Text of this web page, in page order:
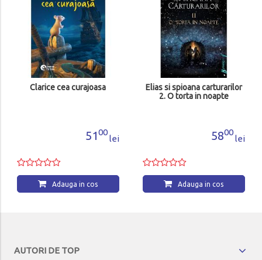
Clarice cea curajoasa
5100
lei
Adauga in cos
Elias si spioana carturarilor
2. O torta in noapte
5800
lei
Adauga in cos
AUTORI DE TOP